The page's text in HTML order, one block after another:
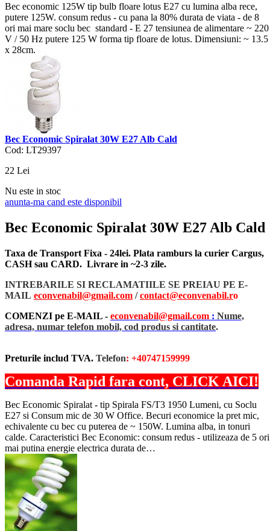
Bec economic 125W tip bulb floare lotus E27 cu lumina alba rece,
putere 125W. consum redus - cu pana la 80% durata de viata - de 8
ori mai mare soclu bec standard - E 27 tensiunea de alimentare ~ 220
V / 50 Hz putere 125 W forma tip floare de lotus. Dimensiuni: ~ 13.5
x 28cm.
Bec Economic Spiralat 30W E27 Alb Cald
Cod: LT29397
22 Lei
Nu este in stoc
anunta-ma cand este disponibil
Bec Economic Spiralat 30W E27 Alb Cald
Taxa de Transport Fixa - 24lei. Plata ramburs la curier Cargus,
CASH sau CARD. Livrare in ~2-3 zile.
INTREBARILE SI RECLAMATIILE SE PREIAU PE E-
MAIL econvenabil@gmail.com /contact@econvenabil.ro
COMENZI pe E-MAIL - econvenabil@gmail.com : Nume,
adresa, numar telefon mobil, cod produs si cantitate.
Preturile includ TVA. Telefon: +40747159999
Comanda Rapid fara cont, CLICK AICI!
Bec Economic Spiralat - tip Spirala FS/T3 1950 Lumeni, cu Soclu
E27 si Consum mic de 30 W Office. Becuri economice la pret mic,
echivalente cu bec cu puterea de ~ 150W. Lumina alba, in tonuri
calde. Caracteristici Bec Economic: consum redus - utilizeaza de 5 ori
mai putina energie electrica durata de…